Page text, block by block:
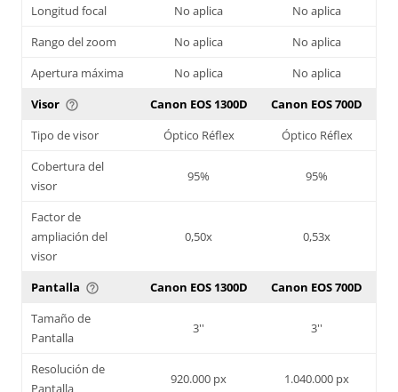
Longitud focal No aplica
No aplica
Rango del zoom
No aplica
No aplica
Apertura máxima
No aplica
No aplica
Visor help_outline Canon EOS 1300D
Canon EOS 700D
Tipo de visor
Óptico Réflex
Óptico Réflex
Cobertura del
visor
95% 95%
Factor de
ampliación del
visor
0,50x 0,53x
Pantalla help_outline Canon EOS 1300D
Canon EOS 700D
Tamaño de
Pantalla
3'' 3''
Resolución de
Pantalla
920.000 px 1.040.000 px